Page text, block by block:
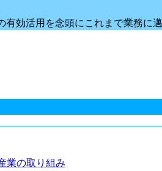
有効活用を念頭にこれまで業務に
業の取り組み